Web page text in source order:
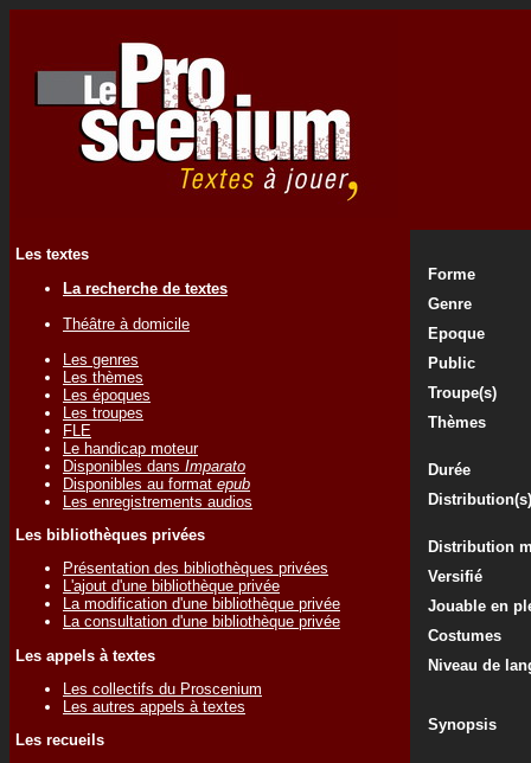
Les textes
La recherche de textes
Théâtre à domicile
Les genres
Les thèmes
Les époques
Les troupes
FLE
Le handicap moteur
Disponibles dans Imparato
Disponibles au format epub
Les enregistrements audios
Les bibliothèques privées
Présentation des bibliothèques privées
L'ajout d'une bibliothèque privée
La modification d'une bibliothèque privée
La consultation d'une bibliothèque privée
Les appels à textes
Les collectifs du Proscenium
Les autres appels à textes
Les recueils
Forme
Genre
Epoque
Public
Troupe(s)
Thèmes
Durée
Distribution(s)
Distribution
Versifié
Jouable en
Costumes
Niveau de
Synopsis